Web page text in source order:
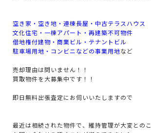
空き家・空き地・連棟長屋・中古テラスハウス
文化住宅・一棟アパート・再建築不可物件
借地権付建物・商業ビル・テナントビル
駐車場用地・コンビニなどの事業用地など
売却理由は問いません！！
買取物件を大募集中です！！
即日無料出張査定にお伺いいたしますので
最近は相続された物件で、維持管理が大変との